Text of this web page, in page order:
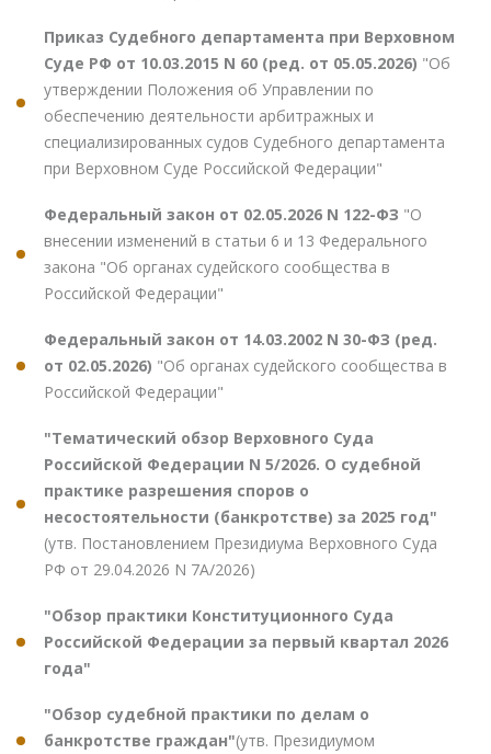
Приказ Судебного департамента при Верховном
Суде РФ от 10.03.2015 N 60 (ред. от 05.05.2026) "Об
утверждении Положения об Управлении по
обеспечению деятельности арбитражных и
специализированных судов Судебного департамента
при Верховном Суде Российской Федерации"
Федеральный закон от 02.05.2026 N 122-ФЗ "О
внесении изменений в статьи 6 и 13 Федерального
закона "Об органах судейского сообщества в
Российской Федерации"
Федеральный закон от 14.03.2002 N 30-ФЗ (ред.
от 02.05.2026) "Об органах судейского сообщества в
Российской Федерации"
"Тематический обзор Верховного Суда
Российской Федерации N 5/2026. О судебной
практике разрешения споров о
несостоятельности (банкротстве) за 2025 год"
(утв. Постановлением Президиума Верховного Суда
РФ от 29.04.2026 N 7А/2026)
"Обзор практики Конституционного Суда
Российской Федерации за первый квартал 2026
года"
"Обзор судебной практики по делам о
банкротстве граждан"(утв. Президиумом